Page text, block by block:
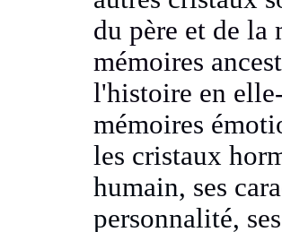
du père et de la
mémoires
l'histoire en
mémoires
les cristaux
humain, ses
personnalité,